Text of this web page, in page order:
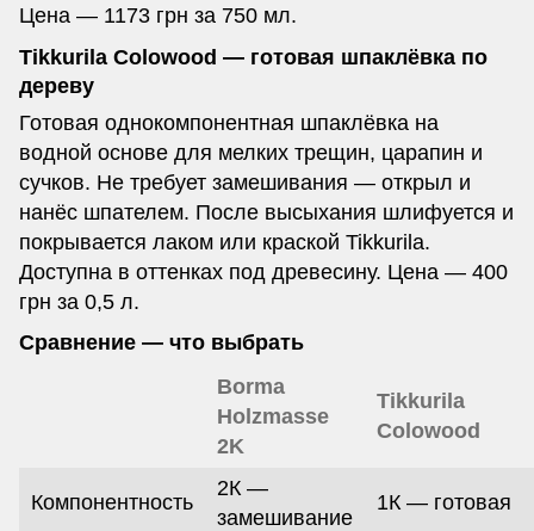
Цена — 1173 грн за 750 мл.
Tikkurila Colowood — готовая шпаклёвка по
дереву
Готовая однокомпонентная шпаклёвка на
водной основе для мелких трещин, царапин и
сучков. Не требует замешивания — открыл и
нанёс шпателем. После высыхания шлифуется и
покрывается лаком или краской Tikkurila.
Доступна в оттенках под древесину. Цена — 400
грн за 0,5 л.
Сравнение — что выбрать
Borma
Holzmasse
2K
Tikkurila
Colowood
Компонентность
2К —
замешивание
1К — готовая